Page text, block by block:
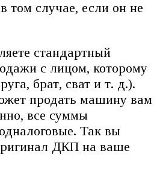
том случае, если он не
стандартный
с лицом, которому
брат, сват и т. д.).
продать машину вам
все суммы
Так вы
ДКП на ваше